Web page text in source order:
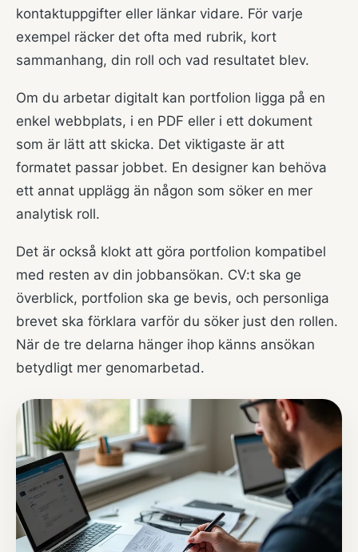
kontaktuppgifter eller länkar vidare. För varje
exempel räcker det ofta med rubrik, kort
sammanhang, din roll och vad resultatet blev.
Om du arbetar digitalt kan portfolion ligga på en
enkel webbplats, i en PDF eller i ett dokument
som är lätt att skicka. Det viktigaste är att
formatet passar jobbet. En designer kan behöva
ett annat upplägg än någon som söker en mer
analytisk roll.
Det är också klokt att göra portfolion kompatibel
med resten av din jobbansökan. CV:t ska ge
överblick, portfolion ska ge bevis, och personliga
brevet ska förklara varför du söker just den rollen.
När de tre delarna hänger ihop känns ansökan
betydligt mer genomarbetad.